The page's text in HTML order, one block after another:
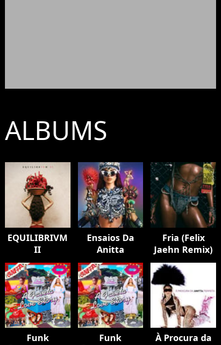
ALBUMS
EQUILIBRIVM
II
Ensaios Da
Anitta
Fria (Felix
Jaehn Remix)
Funk
Funk
À Procura da